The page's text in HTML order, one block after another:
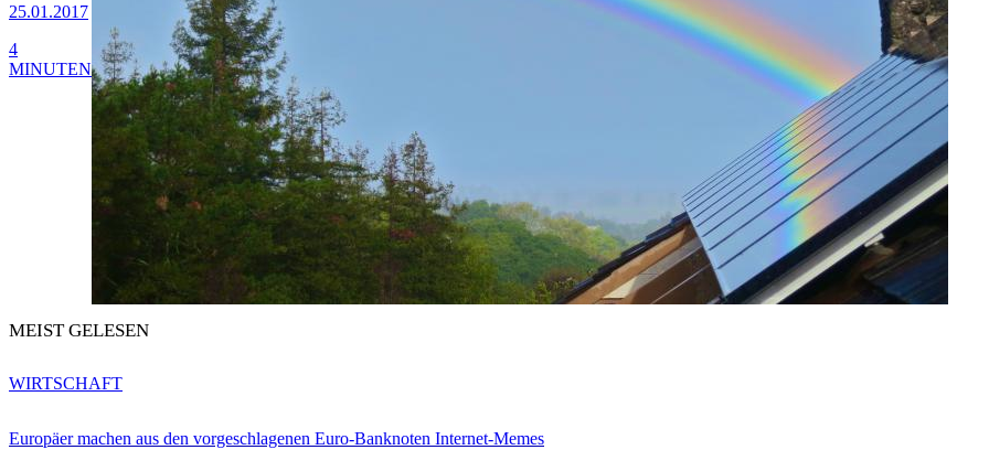
25.01.2017
4
MINUTEN
MEIST GELESEN
Europäer machen aus den vorgeschlagenen Euro-Banknoten Internet-Memes
WIRTSCHAFT